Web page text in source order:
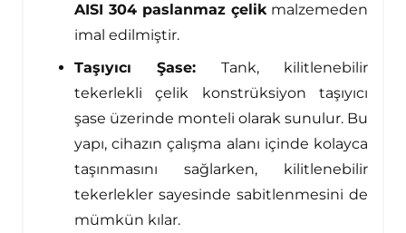
AISI 304 paslanmaz çelikmalzemeden
imal edilmiştir.
Taşıyıcı Şase: Tank, kilitlenebilir
tekerlekli çelik konstrüksiyon taşıyıcı
şase üzerinde monteli olarak sunulur. Bu
yapı, cihazın çalışma alanı içinde kolayca
taşınmasını sağlarken, kilitlenebilir
tekerlekler sayesinde sabitlenmesini de
mümkün kılar.